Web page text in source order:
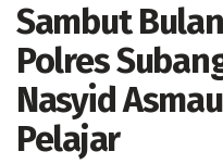
Sambut
Polres
Nasyid
Pelajar